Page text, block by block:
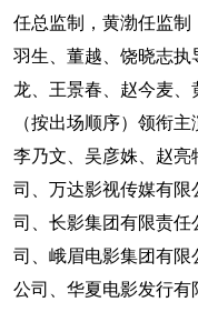
任总监制，黄渤任监制
羽生、董越、饶晓志
龙、王景春、赵今麦
（按出场顺序）领衔
李乃文、吴彦姝、赵
司、万达影视传媒有
司、长影集团有限责
司、峨眉电影集团有
公司、华夏电影发行